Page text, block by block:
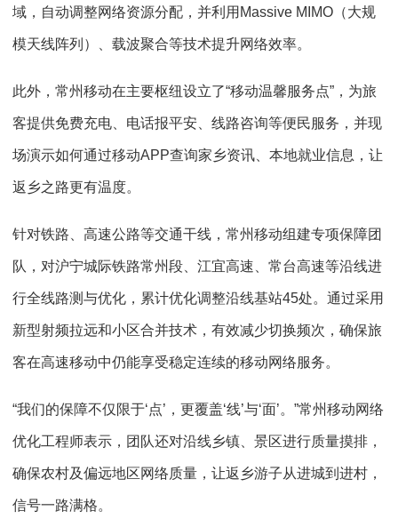
域，自动调整网络资源分配，并利用Massive MIMO（大规
模天线阵列）、载波聚合等技术提升网络效率。
此外，常州移动在主要枢纽设立了“移动温馨服务点”，为旅
客提供免费充电、电话报平安、线路咨询等便民服务，并现
场演示如何通过移动APP查询家乡资讯、本地就业信息，让
返乡之路更有温度。
针对铁路、高速公路等交通干线，常州移动组建专项保障团
队，对沪宁城际铁路常州段、江宜高速、常台高速等沿线进
行全线路测与优化，累计优化调整沿线基站45处。通过采用
新型射频拉远和小区合并技术，有效减少切换频次，确保旅
客在高速移动中仍能享受稳定连续的移动网络服务。
“我们的保障不仅限于‘点’，更覆盖‘线’与‘面’。”常州移动网络
优化工程师表示，团队还对沿线乡镇、景区进行质量摸排，
确保农村及偏远地区网络质量，让返乡游子从进城到进村，
信号一路满格。